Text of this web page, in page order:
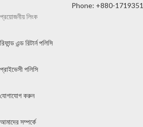
Phone: +880-
প্রয়োজনীয় লিংক
রিফান্ড এন্ড রিটার্ন পলিসি
প্রাইভেসী পলিসি
যোগাযোগ করুন
আমাদের সম্পর্কে